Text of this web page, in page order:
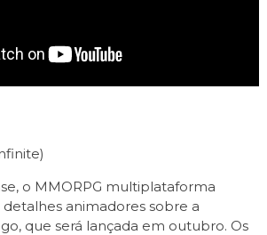
o MMORPG multiplataforma
animadores sobre a
que será lançada em outubro. Os